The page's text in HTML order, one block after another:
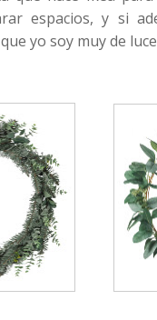
espacios, y si
yo soy muy de